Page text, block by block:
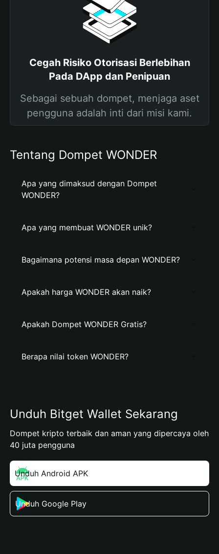
Cegah Risiko Otorisasi Berlebihan
Pada DApp dan Penipuan
Sebagai sebuah dompet, menjaga aset
pengguna adalah inti dari misi kami.
Tentang Dompet WONDER
Apa yang dimaksud dengan Dompet
WONDER?
Apa yang membuat WONDER unik?
Bagaimana potensi masa depan WONDER?
Apakah harga WONDER akan naik?
Apakah Dompet WONDER Gratis?
Berapa nilai token WONDER?
Unduh Bitget Wallet Sekarang
Dompet kripto terbaik dan aman yang dipercaya oleh
40 juta pengguna
Unduh Android APK
Unduh Google Play